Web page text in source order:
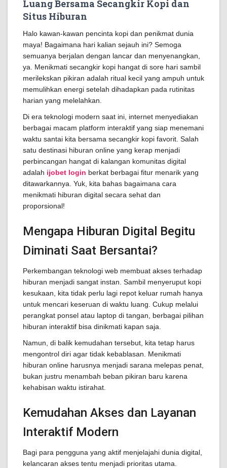
Luang Bersama Secangkir Kopi dan
Situs Hiburan
Halo kawan-kawan pencinta kopi dan penikmat dunia
maya! Bagaimana hari kalian sejauh ini? Semoga
semuanya berjalan dengan lancar dan menyenangkan,
ya. Menikmati secangkir kopi hangat di sore hari sambil
merilekskan pikiran adalah ritual kecil yang ampuh untuk
memulihkan energi setelah dihadapkan pada rutinitas
harian yang melelahkan.
Di era teknologi modern saat ini, internet menyediakan
berbagai macam platform interaktif yang siap menemani
waktu santai kita bersama secangkir kopi favorit. Salah
satu destinasi hiburan online yang kerap menjadi
perbincangan hangat di kalangan komunitas digital
adalah ijobet login berkat berbagai fitur menarik yang
ditawarkannya. Yuk, kita bahas bagaimana cara
menikmati hiburan digital secara sehat dan
proporsional!
Mengapa Hiburan Digital Begitu
Diminati Saat Bersantai?
Perkembangan teknologi web membuat akses terhadap
hiburan menjadi sangat instan. Sambil menyeruput kopi
kesukaan, kita tidak perlu lagi repot keluar rumah hanya
untuk mencari keseruan di waktu luang. Cukup melalui
perangkat ponsel atau laptop di tangan, berbagai pilihan
hiburan interaktif bisa dinikmati kapan saja.
Namun, di balik kemudahan tersebut, kita tetap harus
mengontrol diri agar tidak kebablasan. Menikmati
hiburan online harusnya menjadi sarana melepas penat,
bukan justru menambah beban pikiran baru karena
kehabisan waktu istirahat.
Kemudahan Akses dan Layanan
Interaktif Modern
Bagi para pengguna yang aktif menjelajahi dunia digital,
kelancaran akses tentu menjadi prioritas utama.